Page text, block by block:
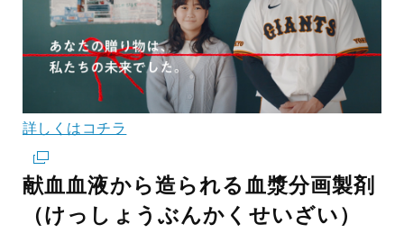
詳しくはコチラ
献血血液から造られる血漿分画製剤
（けっしょうぶんかくせいざい）